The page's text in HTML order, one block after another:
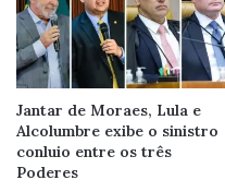
Jantar de Moraes, Lula e
Alcolumbre exibe o sinistro
conluio entre os três
Poderes